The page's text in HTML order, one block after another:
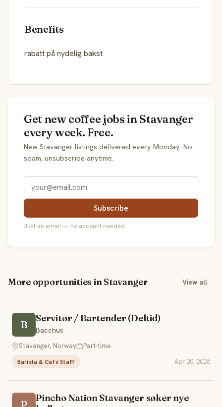
Benefits
rabatt på nydelig bakst
Get new coffee jobs in Stavanger
every week. Free.
New Stavanger listings delivered every Monday. No
spam, unsubscribe anytime.
Subscribe
Just an email — no account needed.
More opportunities in Stavanger View all
B
Servitør / Bartender (Deltid)
Bacchus
Stavanger, Norway
Part-time
Barista & Café Staff Apr 20, 2026
P
Pincho Nation Stavanger søker nye